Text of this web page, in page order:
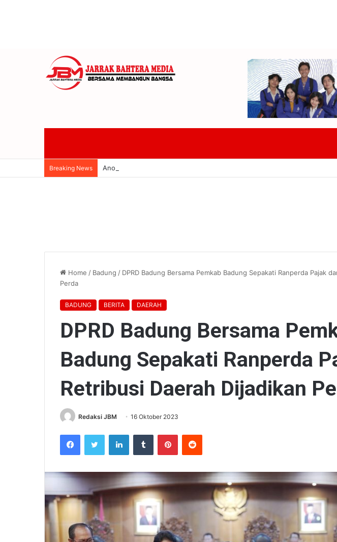
Breaking News Anom Gumanti Pimpin Raker Banggar DPRD Badung Dan TAPD Bahas
Home / Badung / DPRD Badung Bersama Pemkab Badung Sepakati Ranperda Pajak
Perda
BADUNG BERITA DAERAH
DPRD Badung Bersama
Badung Sepakati Ranperda
Retribusi Daerah Dijadikan
Redaksi JBM 16 Oktober 2023